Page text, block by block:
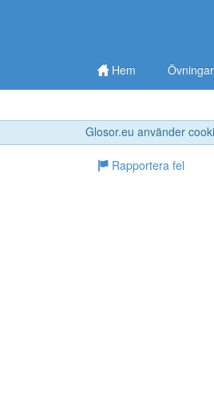
Glosor.eu använder
Hem Övningar
Rapportera fel